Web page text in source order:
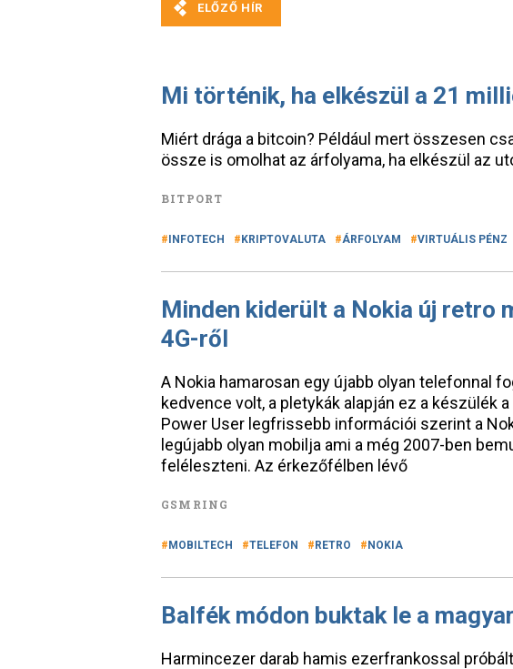
Mi történik, ha elkészül a 21
Miért drága a bitcoin? Például mert összesen
össze is omolhat az árfolyama, ha elkészül az
BITPORT
INFOTECH KRIPTOVALUTA ÁRFOLYAM VIRTUÁLIS PÉNZ
Minden kiderült a Nokia új retro
4G-ről
A Nokia hamarosan egy újabb olyan telefonnal
kedvence volt, a pletykák alapján ez a készülék
Power User legfrissebb információi szerint a
legújabb olyan mobilja ami a még 2007-ben
feléleszteni. Az érkezőfélben lévő
GSMRING
MOBILTECH TELEFON RETRO NOKIA
Balfék módon buktak le a
Harmincezer darab hamis ezerfrankossal